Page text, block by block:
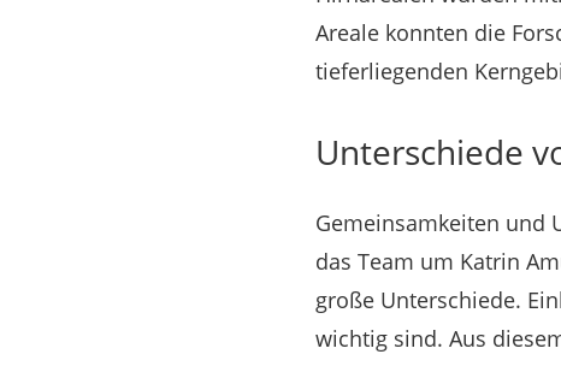
Areale konnten die
tieferliegenden
Unterschiede
Gemeinsamkeiten und
das Team um Katrin
große Unterschiede.
wichtig sind. Aus